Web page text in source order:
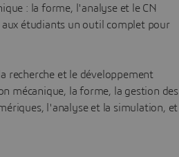
: la forme, l'analyse et le CN
étudiants un outil complet pour
recherche et le développement
mécanique, la forme, la gestion des
l'analyse et la simulation, et